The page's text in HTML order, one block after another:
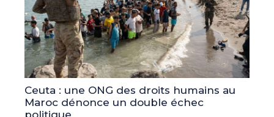
Ceuta : une ONG des droits humains au
Maroc dénonce un double échec
politique